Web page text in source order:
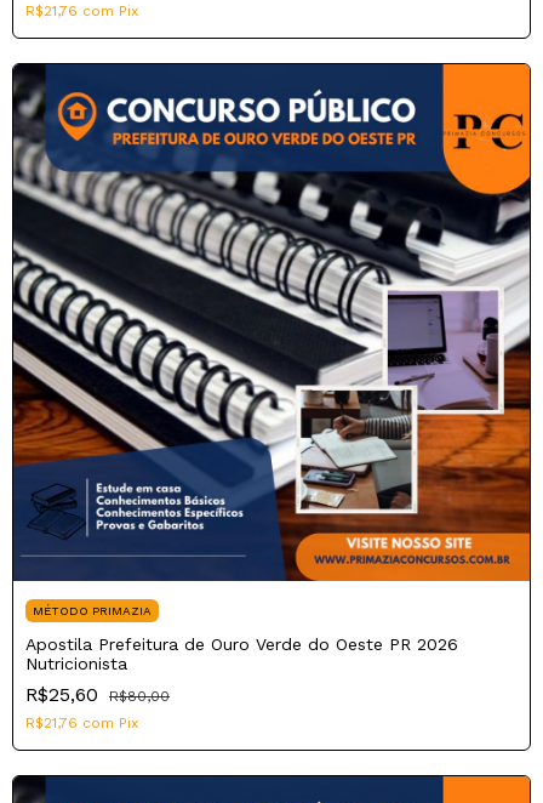
R$21,76 com Pix
MÉTODO PRIMAZIA
Apostila Prefeitura de Ouro Verde do Oeste PR 2026
Nutricionista
R$25,60
R$80,00
R$21,76 com Pix